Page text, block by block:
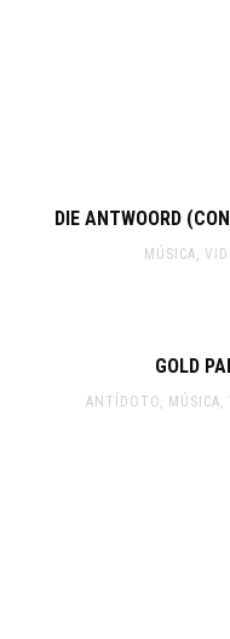
DIE ANTWOORD
MÚSICA,
GOLD
ANTÍDOTO, MÚSICA,